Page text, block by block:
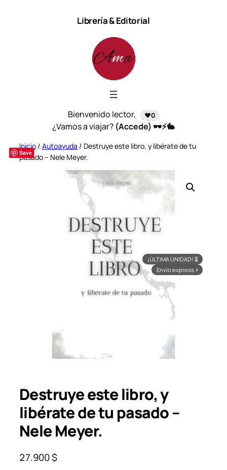
Librería & Editorial
Bienvenido lector, ❤️0
¿Vamos a viajar? (Accede) 🕶️⚡🐇
Save
Inicio / Autoayuda / Destruye este libro, y libérate de tu
pasado – Nele Meyer.
¡ÚLTIMA UNIDAD! ⏳
Envío express ⚡
Destruye este libro, y
libérate de tu pasado –
Nele Meyer.
27.900$